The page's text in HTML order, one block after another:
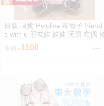
日版 現貨 Hololive 蘿蔔子 friend
s with u 朋友娃 娃娃 玩偶 布偶 R
oboco ロボ子
售價 1100